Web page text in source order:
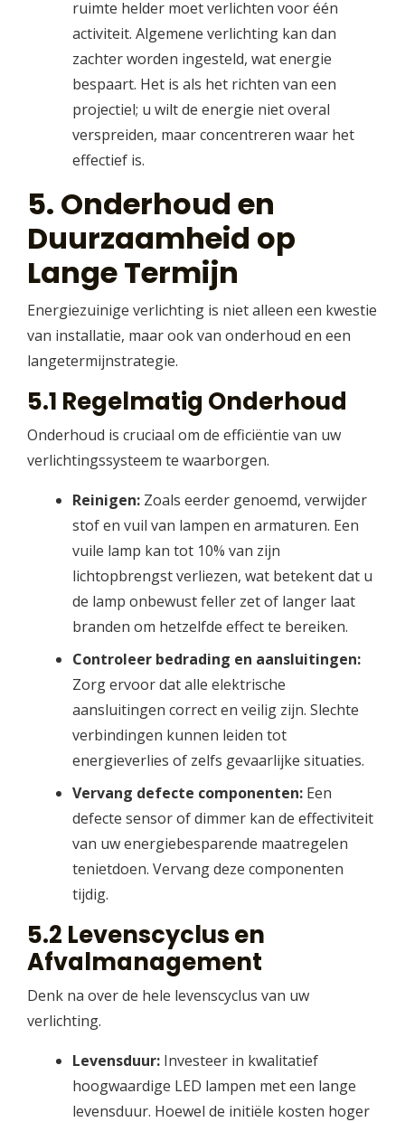
ruimte helder moet verlichten voor één
activiteit. Algemene verlichting kan dan
zachter worden ingesteld, wat energie
bespaart. Het is als het richten van een
projectiel; u wilt de energie niet overal
verspreiden, maar concentreren waar het
effectief is.
5. Onderhoud en
Duurzaamheid op
Lange Termijn
Energiezuinige verlichting is niet alleen een kwestie
van installatie, maar ook van onderhoud en een
langetermijnstrategie.
5.1 Regelmatig Onderhoud
Onderhoud is cruciaal om de efficiëntie van uw
verlichtingssysteem te waarborgen.
Reinigen:Zoals eerder genoemd, verwijder
stof en vuil van lampen en armaturen. Een
vuile lamp kan tot 10% van zijn
lichtopbrengst verliezen, wat betekent dat u
de lamp onbewust feller zet of langer laat
branden om hetzelfde effect te bereiken.
Controleer bedrading en aansluitingen:
Zorg ervoor dat alle elektrische
aansluitingen correct en veilig zijn. Slechte
verbindingen kunnen leiden tot
energieverlies of zelfs gevaarlijke situaties.
Vervang defecte componenten:Een
defecte sensor of dimmer kan de effectiviteit
van uw energiebesparende maatregelen
tenietdoen. Vervang deze componenten
tijdig.
5.2 Levenscyclus en
Afvalmanagement
Denk na over de hele levenscyclus van uw
verlichting.
Levensduur:Investeer in kwalitatief
hoogwaardige LED lampen met een lange
levensduur. Hoewel de initiële kosten hoger